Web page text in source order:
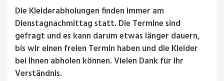
Die Kleiderabholungen finden immer am
Dienstagnachmittag statt. Die Termine sind
gefragt und es kann darum etwas länger dauern,
bis wir einen freien Termin haben und die Kleider
bei Ihnen abholen können. Vielen Dank für Ihr
Verständnis.